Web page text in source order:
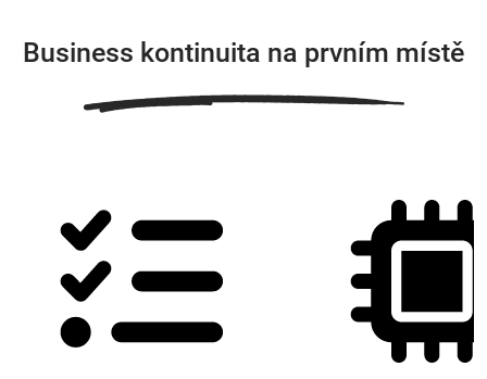
Business kontinuita na prvním místě